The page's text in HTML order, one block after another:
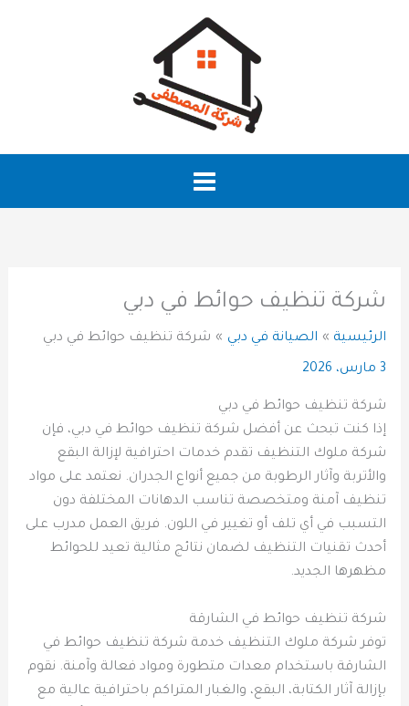
شركة تنظيف حوائط في دبي
الرئيسية الصيانة في دبي شركة تنظيف حوائط في دبي
3 مارس، 2026
شركة تنظيف حوائط في دبي
إذا كنت تبحث عن أفضل شركة تنظيف حوائط في دبي، فإن
شركة ملوك التنظيف تقدم خدمات احترافية لإزالة البقع
والأتربة وآثار الرطوبة من جميع أنواع الجدران. نعتمد على مواد
تنظيف آمنة ومتخصصة تناسب الدهانات المختلفة دون
التسبب في أي تلف أو تغيير في اللون. فريق العمل مدرب على
أحدث تقنيات التنظيف لضمان نتائج مثالية تعيد للحوائط
مظهرها الجديد.
شركة تنظيف حوائط في الشارقة
توفر شركة ملوك التنظيف خدمة شركة تنظيف حوائط في
الشارقة باستخدام معدات متطورة ومواد فعالة وآمنة. نقوم
بإزالة آثار الكتابة، البقع، والغبار المتراكم باحترافية عالية مع